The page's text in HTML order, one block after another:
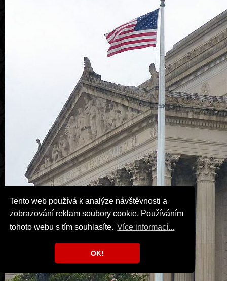
Tento web používá k analýze návštěvnosti a
zobrazování reklam soubory cookie. Používáním
tohoto webu s tím souhlasíte. Více informací...
OK!